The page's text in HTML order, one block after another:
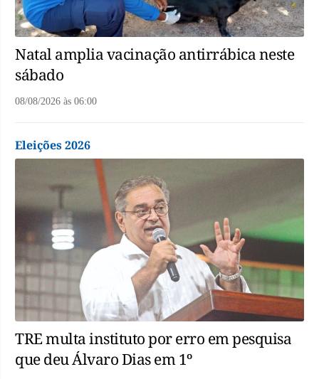
Natal amplia vacinação antirrábica neste
sábado
08/08/2026 às 06:00
Eleições 2026
TRE multa instituto por erro em pesquisa
que deu Álvaro Dias em 1º